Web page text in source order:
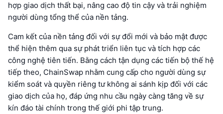
hợp giao dịch thất bại, nâng cao độ tin cậy và trải nghiệm
người dùng tổng thể của nền tảng.
Cam kết của nền tảng đối với sự đổi mới và bảo mật được
thể hiện thêm qua sự phát triển liên tục và tích hợp các
công nghệ tiên tiến. Bằng cách tận dụng các tiến bộ thế hệ
tiếp theo, ChainSwap nhằm cung cấp cho người dùng sự
kiểm soát và quyền riêng tư không ai sánh kịp đối với các
giao dịch của họ, đáp ứng nhu cầu ngày càng tăng về sự
kín đáo tài chính trong thế giới phi tập trung.